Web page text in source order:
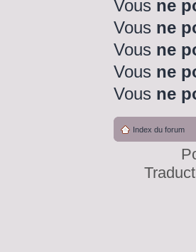
Vous ne
Vous ne
Vous ne
Vous ne
Vous ne
Index du forum